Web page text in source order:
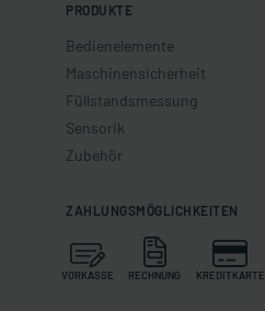
PRODUKTE
Bedienelemente
Maschinensicherheit
Füllstandsmessung
Sensorik
Zubehör
ZAHLUNGSMÖGLICHKEITEN
VORKASSE RECHNUNG KREDITKARTE